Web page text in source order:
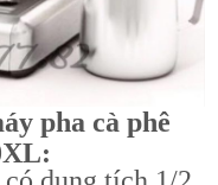
pha cà phê